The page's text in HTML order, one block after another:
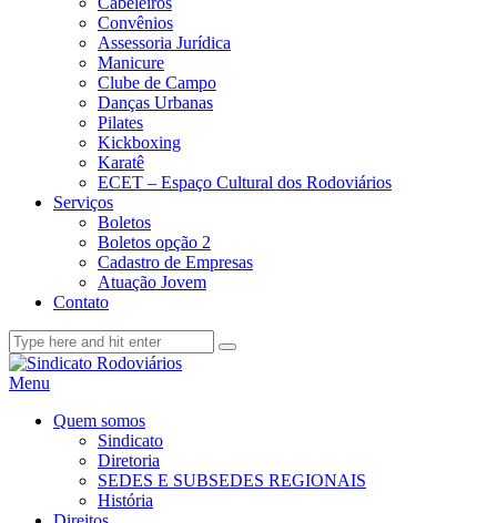
Convênios
Assessoria Jurídica
Manicure
Clube de Campo
Danças Urbanas
Pilates
Kickboxing
Karatê
ECET – Espaço Cultural dos Rodoviários
Serviços
Boletos
Boletos opção 2
Cadastro de Empresas
Atuação Jovem
Contato
Menu
Quem somos
Sindicato
Diretoria
SEDES E SUBSEDES REGIONAIS
História